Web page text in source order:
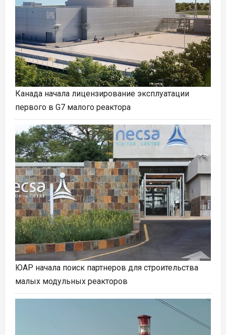
Канада начала лицензирование эксплуатации
первого в G7 малого реактора
ЮАР начала поиск партнеров для строительства
малых модульных реакторов